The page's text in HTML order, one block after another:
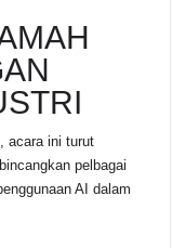
, acara ini turut
pelbagai
AI dalam